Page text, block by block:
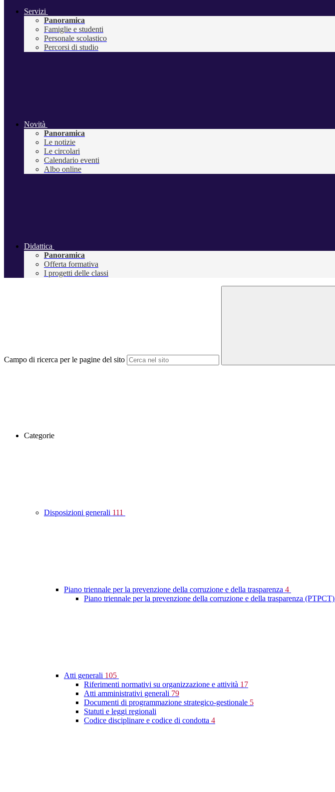
Servizi
Panoramica
Famiglie e studenti
Personale scolastico
Percorsi di studio
Novità
Panoramica
Le notizie
Le circolari
Calendario eventi
Albo online
Didattica
Panoramica
Offerta formativa
I progetti delle classi
Campo di ricerca per le pagine del sito
Categorie
Disposizioni generali 111
Piano triennale per la prevenzione della corruzione e della trasparenza 4
Piano triennale per la prevenzione della corruzione e della trasparenza (PTPCT)
Atti generali 105
Riferimenti normativi su organizzazione e attività 17
Atti amministrativi generali 79
Documenti di programmazione strategico-gestionale 5
Statuti e leggi regionali
Codice disciplinare e codice di condotta 4